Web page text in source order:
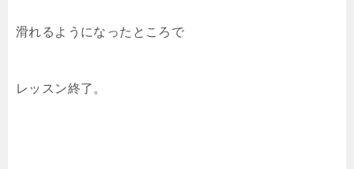
滑れるようになったところで
レッスン終了。